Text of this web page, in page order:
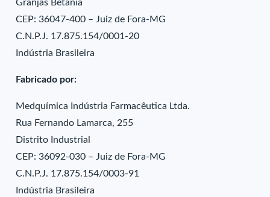
Granjas Betânia
CEP: 36047-400 – Juiz de Fora-MG
C.N.P.J. 17.875.154/0001-20
Indústria Brasileira
Fabricado por:
Medquímica Indústria Farmacêutica Ltda.
Rua Fernando Lamarca, 255
Distrito Industrial
CEP: 36092-030 – Juiz de Fora-MG
C.N.P.J. 17.875.154/0003-91
Indústria Brasileira